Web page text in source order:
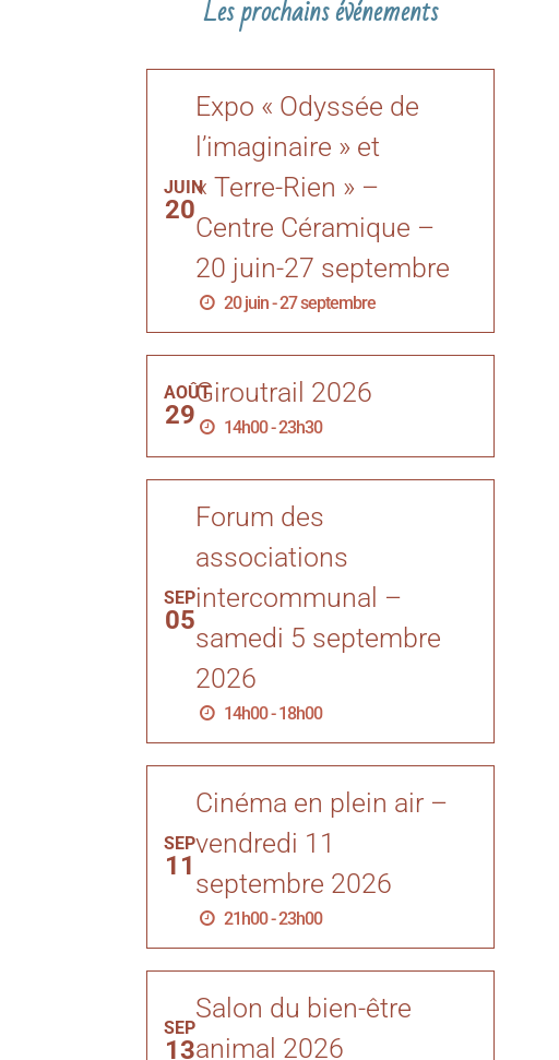
Les prochains événements
JUIN
20
Expo « Odyssée de
l’imaginaire » et
« Terre-Rien » –
Centre Céramique –
20 juin-27 septembre
20 juin - 27 septembre
AOÛT
29
Giroutrail 2026
14h00 - 23h30
SEP
05
Forum des
associations
intercommunal –
samedi 5 septembre
2026
14h00 - 18h00
SEP
11
Cinéma en plein air –
vendredi 11
septembre 2026
21h00 - 23h00
SEP
13
Salon du bien-être
animal 2026